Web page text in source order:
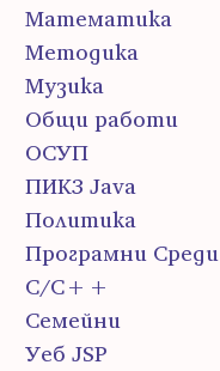
Математика
Методика
Музика
Общи работи
ОСУП
ПИК3 Java
Политика
Програмни Среди
С/С++
Семейни
Уеб JSP